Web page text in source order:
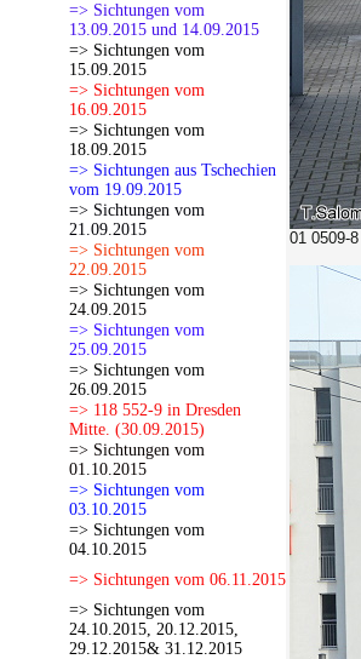
=> Sichtungen vom
13.09.2015 und 14.09.2015
=> Sichtungen vom
15.09.2015
=> Sichtungen vom
16.09.2015
=> Sichtungen vom
18.09.2015
=> Sichtungen aus Tschechien
vom 19.09.2015
=> Sichtungen vom
21.09.2015
=> Sichtungen vom
22.09.2015
=> Sichtungen vom
24.09.2015
=> Sichtungen vom
25.09.2015
=> Sichtungen vom
26.09.2015
=> 118 552-9 in Dresden
Mitte. (30.09.2015)
=> Sichtungen vom
01.10.2015
=> Sichtungen vom
03.10.2015
=> Sichtungen vom
04.10.2015
=> Sichtungen vom 06.11.2015
=> Sichtungen vom
24.10.2015, 20.12.2015,
29.12.2015& 31.12.2015
01 0509-